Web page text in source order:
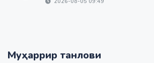
Муҳаррир танлови